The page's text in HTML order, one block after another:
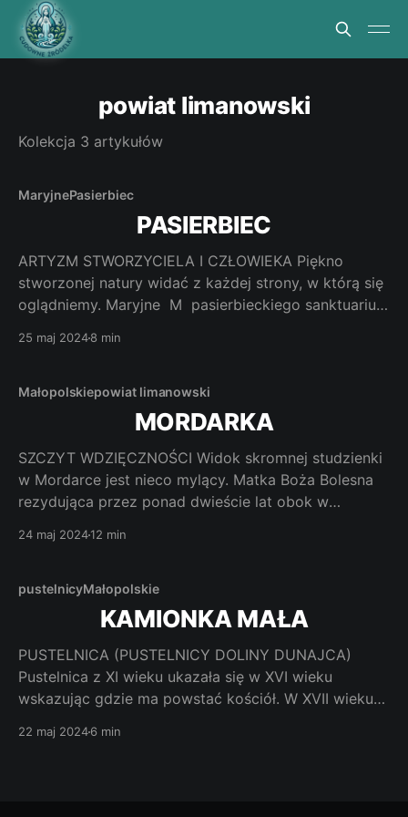
powiat limanowski
Kolekcja 3 artykułów
MaryjnePasierbiec
PASIERBIEC
ARTYZM STWORZYCIELA I CZŁOWIEKA Piękno
stworzonej natury widać z każdej strony, w którą się
oglądniemy. Maryjne M pasierbieckiego sanktuarium
wiary miejscowej ludności. Jak dotrzeć. Najkrótsza
Wieliczki potem drogą wojewódzką nr 966 do
miejscowości Zagórzany. Tam
25 maj 20248 min
Małopolskiepowiat limanowski
MORDARKA
SZCZYT WDZIĘCZNOŚCI Widok skromnej studzienki
w Mordarce jest nieco mylący. Matka Boża Bolesna
rezydująca przez ponad dwieście lat obok w
lat w Limanowej bezustannie swoim
Żywego. Ludzie mieszkający w tej pięknej okolicy, w
wioskach, na zboczach i na
24 maj 202412 min
pustelnicyMałopolskie
KAMIONKA MAŁA
PUSTELNICA (PUSTELNICY DOLINY DUNAJCA)
Pustelnica z XI wieku ukazała się w XVI wieku
wskazując gdzie ma powstać kościół. W XVII wieku
pozostać w tym kościele. A z budową kapliczki
22 maj 20246 min